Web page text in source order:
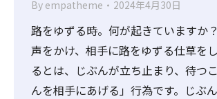
By empatheme 2024年4月30日
路をゆずる時。何が起きていますか
声をかけ、相手に路をゆずる仕草を
るとは、じぶんが立ち止まり、待つ
んを相手にあげる」行為です。じぶ